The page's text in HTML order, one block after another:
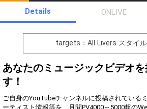
Points List of Goal
0 Event Begins!
オリジナルアバター制作
得！
Throw gifts to the stage and join You can
Details ONLIVE
targets：All Livers スタイ
あなたのミュージックビデオを
す！
ご自身のYouTubeチャンネルに投稿されている
ーティスト情報等を、月間PV4000～5000超の